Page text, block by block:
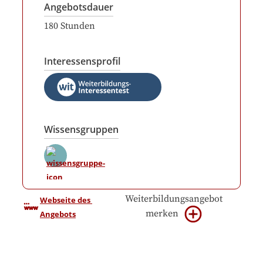
Angebotsdauer
180 Stunden
Interessensprofil
Wissensgruppen
Webseite des
Angebots
Weiterbildungsangebot
merken